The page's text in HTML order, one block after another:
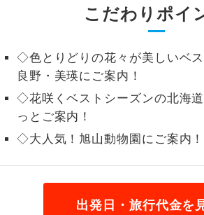
こだわりポイ
◇色とりどりの花々が美しいベ
良野・美瑛にご案内！
◇花咲くベストシーズンの北海
っとご案内！
◇大人気！旭山動物園にご案内！
出発日・旅行代金を
全食事付き
全てのお食事が付
事の心配はいりま
お部屋食
お部屋にてゆっく
だけます。
トラベルイヤ
ホン
1名様催行
2名様催行
2名様から出発可能